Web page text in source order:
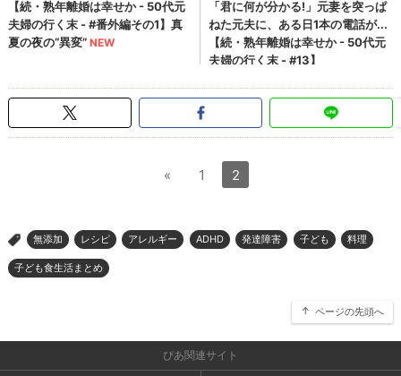
« 1 2
> 無添加 レシピ アレルギー ADHD 発達障害 子ども 料理
子ども食生活まとめ
ページの先頭へ
ぴあ関連サイト